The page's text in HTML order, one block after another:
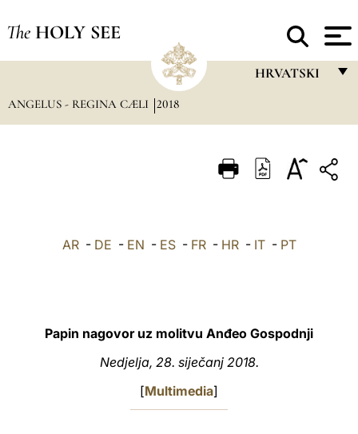
The HOLY SEE
HRVATSKI
ITALIANO
中文
ANGELUS - REGINA CÆLI 2018
AR- DE - EN - ES- FR- HR- IT- PT
Papin nagovor uz molitvu Anđeo Gospodnji
Nedjelja, 28. siječanj 2018.
[Multimedia]